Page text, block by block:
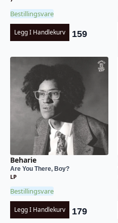
Bestillingsvare
Legg I Handlekurv 159
Beharie
Are You There, Boy?
LP
Bestillingsvare
Legg I Handlekurv 179